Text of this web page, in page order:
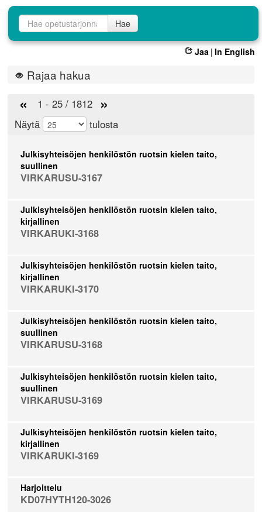
Opetustarjontahaku
Hae
Jaa | In English
Rajaa hakua
« 1 - 25 / 1812 »
Näytä tulosta
Julkisyhteisöjen henkilöstön ruotsin kielen taito,
suullinen
VIRKARUSU-3167
Julkisyhteisöjen henkilöstön ruotsin kielen taito,
kirjallinen
VIRKARUKI-3168
Julkisyhteisöjen henkilöstön ruotsin kielen taito,
kirjallinen
VIRKARUKI-3170
Julkisyhteisöjen henkilöstön ruotsin kielen taito,
suullinen
VIRKARUSU-3168
Julkisyhteisöjen henkilöstön ruotsin kielen taito,
suullinen
VIRKARUSU-3169
Julkisyhteisöjen henkilöstön ruotsin kielen taito,
kirjallinen
VIRKARUKI-3169
Harjoittelu
KD07HYTH120-3026